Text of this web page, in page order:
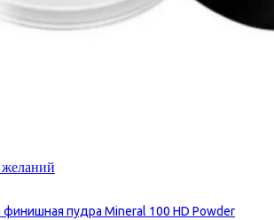
желаний
финишная пудра Mineral 100 HD Powder